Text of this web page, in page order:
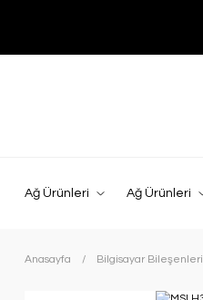
Ağ Ürünleri Ağ Ürünleri
Anasayfa Bilgisayar Bileşenleri